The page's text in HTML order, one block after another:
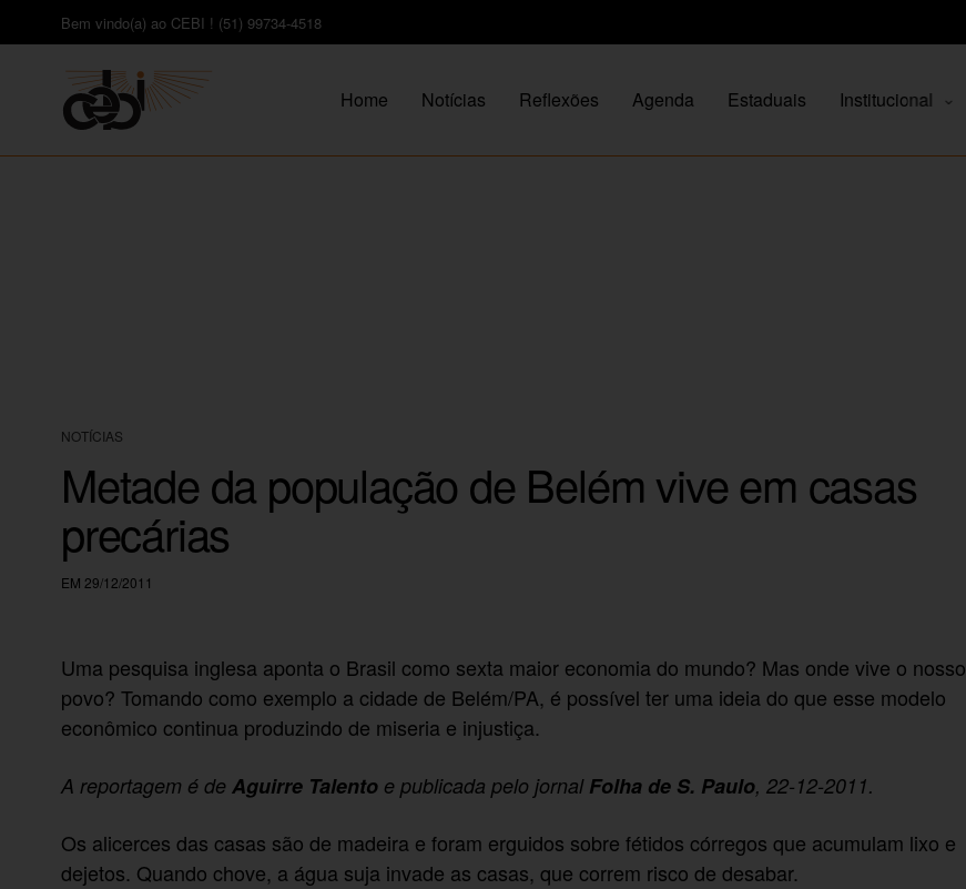
Bem vindo(a) ao CEBI ! (51) 99734-4518
Home Notícias Reflexões Agenda Estaduais Institucional
NOTÍCIAS
Metade da população de Belém vive em casas
precárias
EM 29/12/2011
Uma pesquisa inglesa aponta o Brasil como sexta maior economia do mundo? Mas onde vive o nosso
povo? Tomando como exemplo a cidade de Belém/PA, é possível ter uma ideia do que esse modelo
econômico continua produzindo de miseria e injustiça.
A reportagem é de Aguirre Talento e publicada pelo jornal Folha de S. Paulo, 22-12-2011.
Os alicerces das casas são de madeira e foram erguidos sobre fétidos córregos que acumulam lixo e
dejetos. Quando chove, a água suja invade as casas, que correm risco de desabar.